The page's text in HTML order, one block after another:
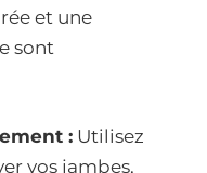
et une
sont
: Utilisez
vos jambes,